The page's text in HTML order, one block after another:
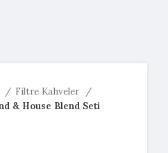
Filtre Kahveler
& House Blend Seti